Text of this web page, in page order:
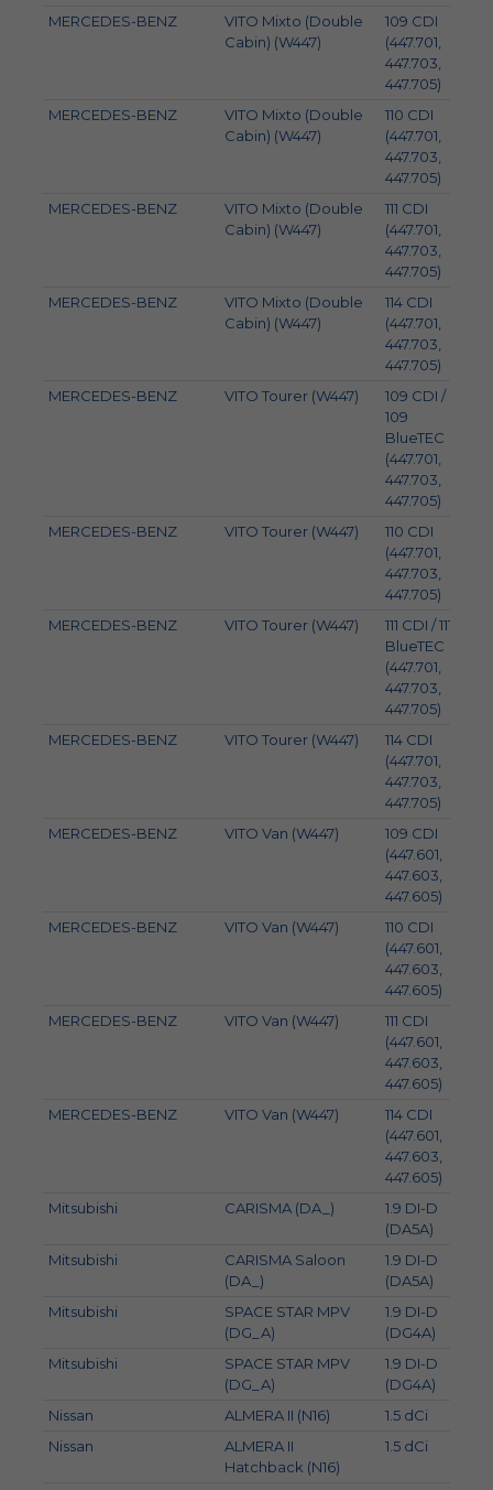
MERCEDES-BENZ
VITO Mixto (Double
Cabin) (W447)
109 CDI
(447.701,
447.703,
447.705)
MERCEDES-BENZ
VITO Mixto (Double
Cabin) (W447)
110 CDI
(447.701,
447.703,
447.705)
MERCEDES-BENZ
VITO Mixto (Double
Cabin) (W447)
111 CDI
(447.701,
447.703,
447.705)
MERCEDES-BENZ
VITO Mixto (Double
Cabin) (W447)
114 CDI
(447.701,
447.703,
447.705)
MERCEDES-BENZ VITO Tourer (W447)
109 CDI /
109
BlueTEC
(447.701,
447.703,
447.705)
MERCEDES-BENZ VITO Tourer (W447)
110 CDI
(447.701,
447.703,
447.705)
MERCEDES-BENZ VITO Tourer (W447)
111 CDI / 111
BlueTEC
(447.701,
447.703,
447.705)
MERCEDES-BENZ VITO Tourer (W447)
114 CDI
(447.701,
447.703,
447.705)
MERCEDES-BENZ VITO Van (W447)
109 CDI
(447.601,
447.603,
447.605)
MERCEDES-BENZ VITO Van (W447)
110 CDI
(447.601,
447.603,
447.605)
MERCEDES-BENZ VITO Van (W447)
111 CDI
(447.601,
447.603,
447.605)
MERCEDES-BENZ VITO Van (W447)
114 CDI
(447.601,
447.603,
447.605)
Mitsubishi CARISMA (DA_)
1.9 DI-D
(DA5A)
Mitsubishi
CARISMA Saloon
(DA_)
1.9 DI-D
(DA5A)
Mitsubishi
SPACE STAR MPV
(DG_A)
1.9 DI-D
(DG4A)
Mitsubishi
SPACE STAR MPV
(DG_A)
1.9 DI-D
(DG4A)
Nissan ALMERA II (N16) 1.5 dCi
Nissan
ALMERA II
Hatchback (N16)
1.5 dCi